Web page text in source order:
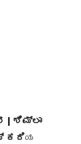
| ಶಿಮ್ಲಾ
ಕರಿಯ